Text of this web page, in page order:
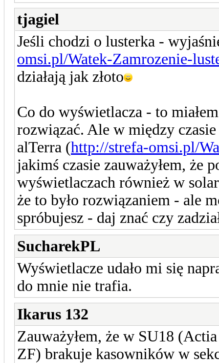
tjagiel
Jeśli chodzi o lusterka -
omsi.pl/Watek-Zamrozenie-
działają jak złoto
Co do wyświetlacza - to
rozwiązać. Ale w między
alTerra (http://strefa-omsi.pl/
jakimś czasie zauważyłem, że
wyświetlaczach również w
że to było rozwiązaniem - ale
spróbujesz - daj znać czy
SucharekPL
Wyświetlacze udało mi się
do mnie nie trafia.
Ikarus 132
Zauważyłem, że w SU18
ZF) brakuje kasowników w